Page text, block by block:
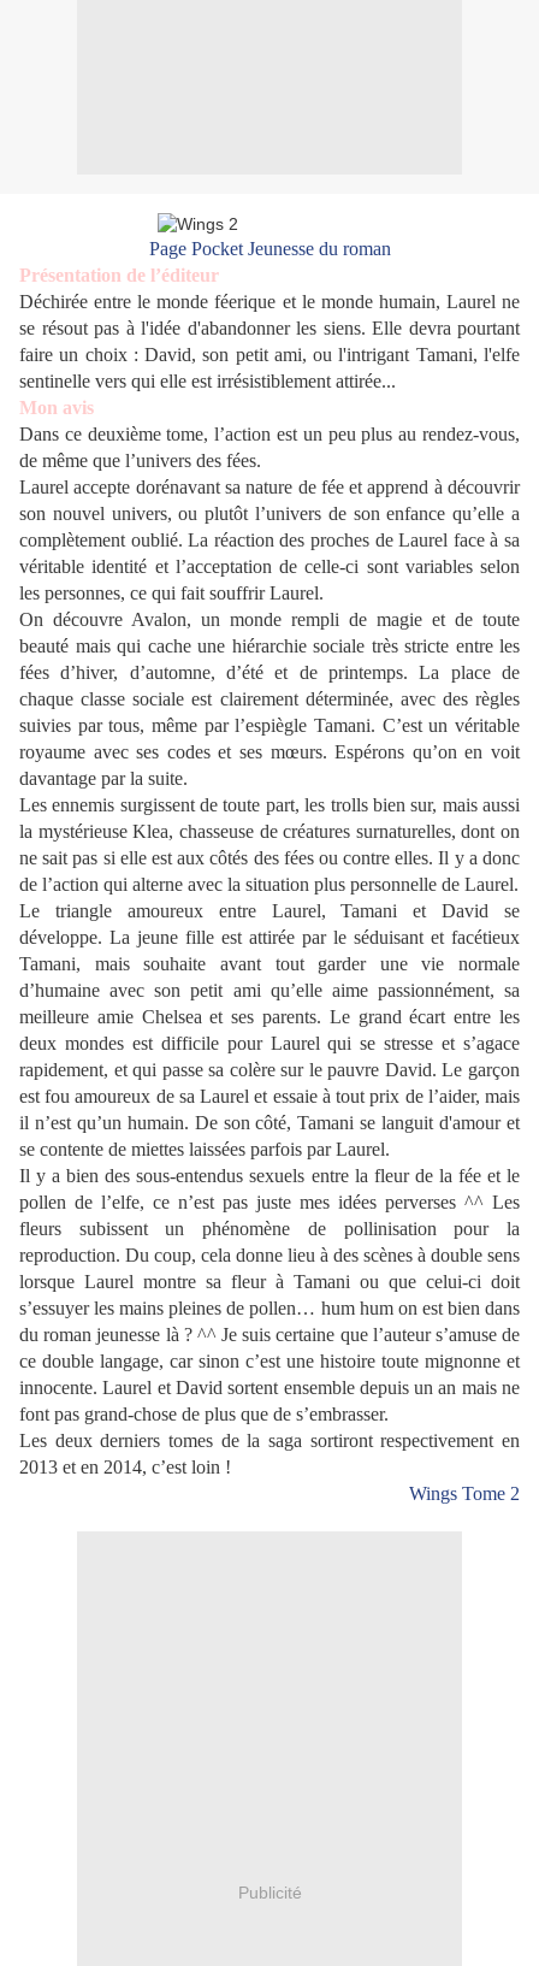
Page Pocket Jeunesse du roman
Présentation de l’éditeur
Déchirée entre le monde féerique et le monde humain, Laurel ne
se résout pas à l'idée d'abandonner les siens. Elle devra pourtant
faire un choix : David, son petit ami, ou l'intrigant Tamani, l'elfe
sentinelle vers qui elle est irrésistiblement attirée...
Mon avis
Dans ce deuxième tome, l’action est un peu plus au rendez-vous,
de même que l’univers des fées.
Laurel accepte dorénavant sa nature de fée et apprend à découvrir
son nouvel univers, ou plutôt l’univers de son enfance qu’elle a
complètement oublié. La réaction des proches de Laurel face à sa
véritable identité et l’acceptation de celle-ci sont variables selon
les personnes, ce qui fait souffrir Laurel.
On découvre Avalon, un monde rempli de magie et de toute
beauté mais qui cache une hiérarchie sociale très stricte entre les
fées d’hiver, d’automne, d’été et de printemps. La place de
chaque classe sociale est clairement déterminée, avec des règles
suivies par tous, même par l’espiègle Tamani. C’est un véritable
royaume avec ses codes et ses mœurs. Espérons qu’on en voit
davantage par la suite.
Les ennemis surgissent de toute part, les trolls bien sur, mais aussi
la mystérieuse Klea, chasseuse de créatures surnaturelles, dont on
ne sait pas si elle est aux côtés des fées ou contre elles. Il y a donc
de l’action qui alterne avec la situation plus personnelle de Laurel.
Le triangle amoureux entre Laurel, Tamani et David se
développe. La jeune fille est attirée par le séduisant et facétieux
Tamani, mais souhaite avant tout garder une vie normale
d’humaine avec son petit ami qu’elle aime passionnément, sa
meilleure amie Chelsea et ses parents. Le grand écart entre les
deux mondes est difficile pour Laurel qui se stresse et s’agace
rapidement, et qui passe sa colère sur le pauvre David. Le garçon
est fou amoureux de sa Laurel et essaie à tout prix de l’aider, mais
il n’est qu’un humain. De son côté, Tamani se languit d'amour et
se contente de miettes laissées parfois par Laurel.
Il y a bien des sous-entendus sexuels entre la fleur de la fée et le
pollen de l’elfe, ce n’est pas juste mes idées perverses ^^ Les
fleurs subissent un phénomène de pollinisation pour la
reproduction. Du coup, cela donne lieu à des scènes à double sens
lorsque Laurel montre sa fleur à Tamani ou que celui-ci doit
s’essuyer les mains pleines de pollen… hum hum on est bien dans
du roman jeunesse là ? ^^ Je suis certaine que l’auteur s’amuse de
ce double langage, car sinon c’est une histoire toute mignonne et
innocente. Laurel et David sortent ensemble depuis un an mais ne
font pas grand-chose de plus que de s’embrasser.
Les deux derniers tomes de la saga sortiront respectivement en
2013 et en 2014, c’est loin !
Wings Tome 2
Publicité